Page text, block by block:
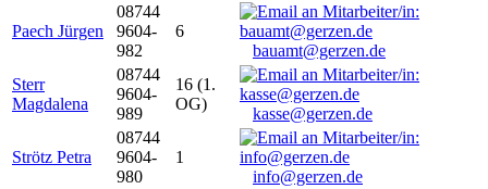
Paech Jürgen
08744
9604-
982
6
bauamt@gerzen.de
Sterr
Magdalena
08744
9604-
989
16 (1.
OG)
kasse@gerzen.de
Strötz Petra
08744
9604-
980
1
info@gerzen.de